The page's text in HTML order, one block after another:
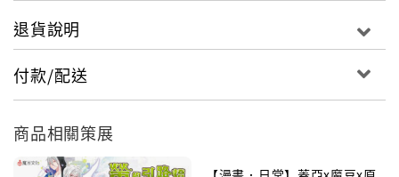
無差別的蠻橫攻擊，連頂端霸雷能力者都招架不住！
存活了百多年的「兔俠」，才要揭開真面目⋯⋯
禁忌的「炎獄」能力被迫發動，
退貨說明
付款/配送
商品相關策展